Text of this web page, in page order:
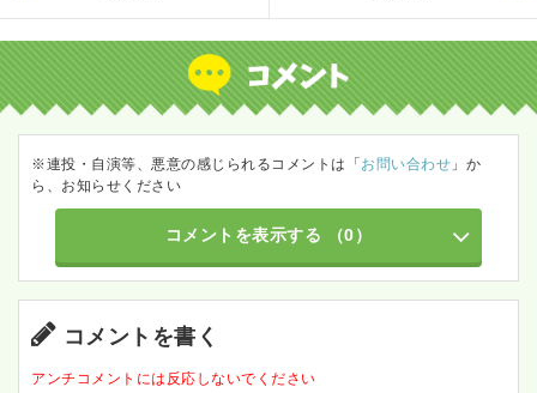
※連投・自演等、悪意の感じられるコメントは「 お問い合わせ 」か
ら、お知らせください
コメントを表示する （0）
コメントを書く
アンチコメントには反応しないでください